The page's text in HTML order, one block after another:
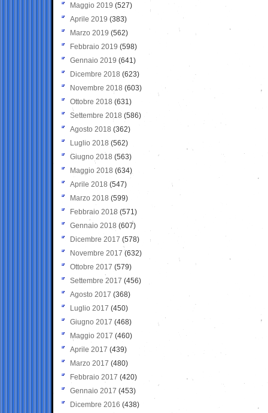
Maggio 2019 (527)
Aprile 2019 (383)
Marzo 2019 (562)
Febbraio 2019 (598)
Gennaio 2019 (641)
Dicembre 2018 (623)
Novembre 2018 (603)
Ottobre 2018 (631)
Settembre 2018 (586)
Agosto 2018 (362)
Luglio 2018 (562)
Giugno 2018 (563)
Maggio 2018 (634)
Aprile 2018 (547)
Marzo 2018 (599)
Febbraio 2018 (571)
Gennaio 2018 (607)
Dicembre 2017 (578)
Novembre 2017 (632)
Ottobre 2017 (579)
Settembre 2017 (456)
Agosto 2017 (368)
Luglio 2017 (450)
Giugno 2017 (468)
Maggio 2017 (460)
Aprile 2017 (439)
Marzo 2017 (480)
Febbraio 2017 (420)
Gennaio 2017 (453)
Dicembre 2016 (438)